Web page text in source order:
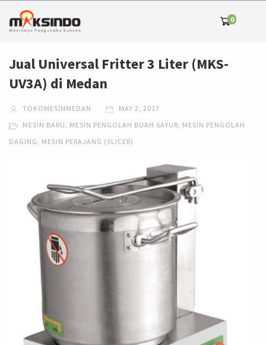
0
Jual Universal Fritter 3 Liter (MKS-
UV3A) di Medan
TOKOMESINMEDAN
MAY 2, 2017
MESIN BARU, MESIN PENGOLAH BUAH SAYUR, MESIN PENGOLAH
DAGING, MESIN PERAJANG (SLICER)